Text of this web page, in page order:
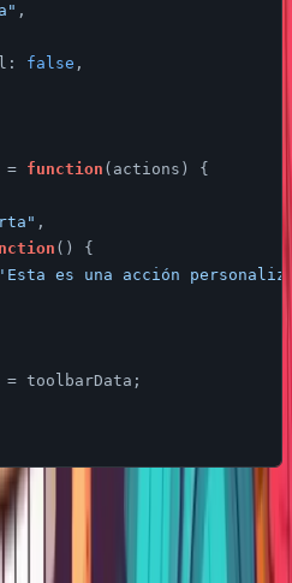
,
: false ,
=
function ( actions ) {
,
( ) {
'Esta es una acción
toolbarData;
nuevos.